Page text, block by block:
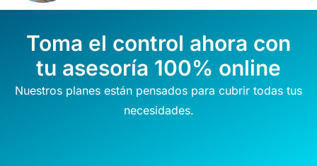
Toma el control ahora con
tu asesoría 100% online
Nuestros planes están pensados para cubrir todas tus
necesidades.